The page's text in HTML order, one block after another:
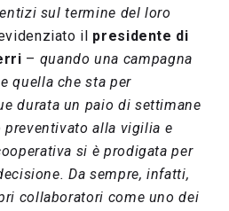
sul termine del loro
il presidente di
– quando una campagna
quella che sta per
durata un paio di settimane
alla vigilia e
si è prodigata per
Da sempre, infatti,
collaboratori come uno dei